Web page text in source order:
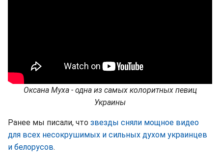
Оксана Муха - одна из самых колоритных певиц
Украины
Ранее мы писали, что звезды сняли мощное видео
для всех несокрушимых и сильных духом украинцев
и белорусов.